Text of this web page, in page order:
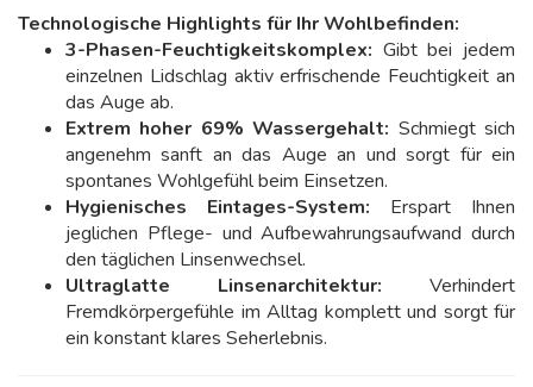
Technologische Highlights für Ihr Wohlbefinden:
3-Phasen-Feuchtigkeitskomplex: Gibt bei jedem
einzelnen Lidschlag aktiv erfrischende Feuchtigkeit an
das Auge ab.
Extrem hoher 69% Wassergehalt: Schmiegt sich
angenehm sanft an das Auge an und sorgt für ein
spontanes Wohlgefühl beim Einsetzen.
Hygienisches Eintages-System: Erspart Ihnen
jeglichen Pflege- und Aufbewahrungsaufwand durch
den täglichen Linsenwechsel.
Ultraglatte Linsenarchitektur: Verhindert
Fremdkörpergefühle im Alltag komplett und sorgt für
ein konstant klares Seherlebnis.